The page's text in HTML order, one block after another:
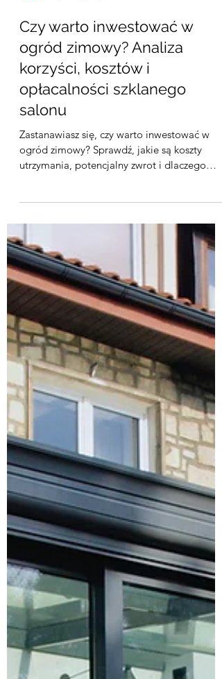
Alpina Ogrody Zimowe
Czy warto inwestować w
ogród zimowy? Analiza
korzyści, kosztów i
opłacalności szklanego
salonu
warto zbudować całoroczny ogród zimowy.
Odkryj ogród zimowy jako idealne miejsce
relaksu, poprawiające jakość życia i
zwiększające komfort mieszkania. Dowiedz
się więcej o plusach i minusach oraz wpływie
ogrodu zimowego na rachunki za ogrzewanie
i możliwości dobudowy do istniejącego
domu.